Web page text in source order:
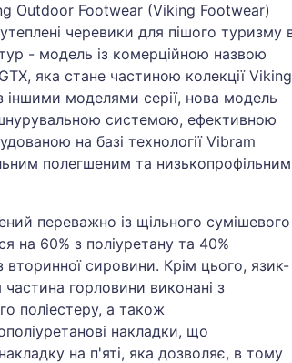
Outdoor Footwear (Viking Footwear)
черевики для пішого туризму
- модель із комерційною назвою
яка стане частиною колекції Viking
іншими моделями серії, нова модель
системою, ефективною
на базі технології Vibram
полегшеним та низькопрофільним
переважно із щільного сумішевого
на 60% з поліуретану та 40%
вторинної сировини. Крім цього, язик-
частина горловини виконані з
поліестеру, а також
накладки, що
на п'яті, яка дозволяє, в тому